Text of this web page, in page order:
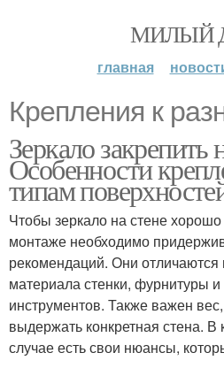
МИЛЫЙ
главная
Крепления к
Зеркало закрепить
Особенности
типам
Чтобы зеркало на стене
монтаже необходимо
рекомендаций. Они отличаются
материала стенки, фурнитуры
инструментов. Также важен
выдержать конкретная стена.
случае есть свои нюансы,